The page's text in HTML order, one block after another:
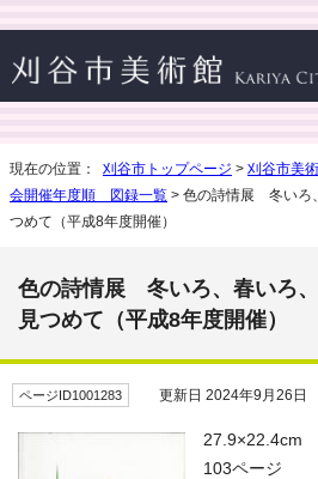
現在の位置： 刈谷市トップページ > 刈谷市美
会開催年度順 図録一覧 > 色の詩情展 冬いろ
つめて（平成8年度開催）
色の詩情展 冬いろ、春いろ
見つめて（平成8年度開催）
ページID1001283 更新日 2024年9月26日
27.9×22.4cm
103ページ